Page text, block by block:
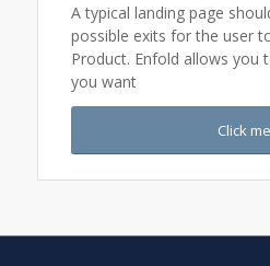
A typical landing page
possible exits for the user
Product. Enfold allows you
you want
Click me